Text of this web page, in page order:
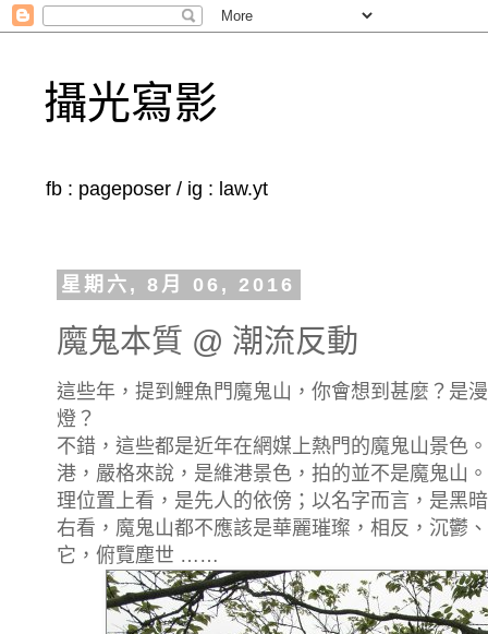
攝光寫影
fb : pageposer / ig : law.yt
星期六, 8月 06, 2016
魔鬼本質 @ 潮流反動
這些年，提到鯉魚門魔鬼山，你會想到甚麼？是
燈？
不錯，這些都是近年在網媒上熱門的魔鬼山景色
港，嚴格來說，是維港景色，拍的並不是魔鬼山
理位置上看，是先人的依傍；以名字而言，是
右看，魔鬼山都不應該是華麗璀璨，相反，沉鬱
它，俯覽塵世 ……